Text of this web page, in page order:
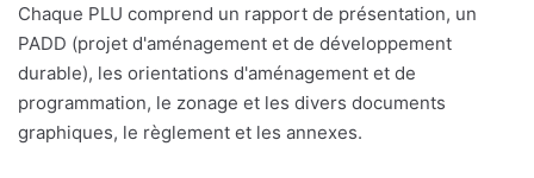
Chaque PLU comprend un rapport de présentation, un
PADD (projet d'aménagement et de développement
durable), les orientations d'aménagement et de
programmation, le zonage et les divers documents
graphiques, le règlement et les annexes.